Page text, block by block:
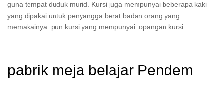
guna tempat duduk murid. Kursi juga mempunyai beberapa kaki
yang dipakai untuk penyangga berat badan orang yang
memakainya. pun kursi yang mempunyai topangan kursi.
pabrik meja belajar Pendem